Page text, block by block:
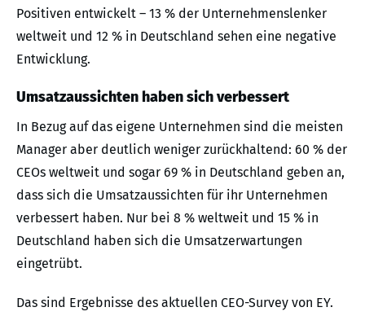
Positiven entwickelt – 13 % der Unternehmenslenker
weltweit und 12 % in Deutschland sehen eine negative
Entwicklung.
Umsatzaussichten haben sich verbessert
In Bezug auf das eigene Unternehmen sind die meisten
Manager aber deutlich weniger zurückhaltend: 60 % der
CEOs weltweit und sogar 69 % in Deutschland geben an,
dass sich die Umsatzaussichten für ihr Unternehmen
verbessert haben. Nur bei 8 % weltweit und 15 % in
Deutschland haben sich die Umsatzerwartungen
eingetrübt.
Das sind Ergebnisse des aktuellen CEO-Survey von EY.